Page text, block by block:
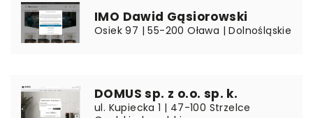
IMO Dawid Gąsiorowski
Osiek 97 | 55-200 Oława | Dolnośląskie
DOMUS sp. z o.o. sp. k.
ul. Kupiecka 1 | 47-100 Strzelce